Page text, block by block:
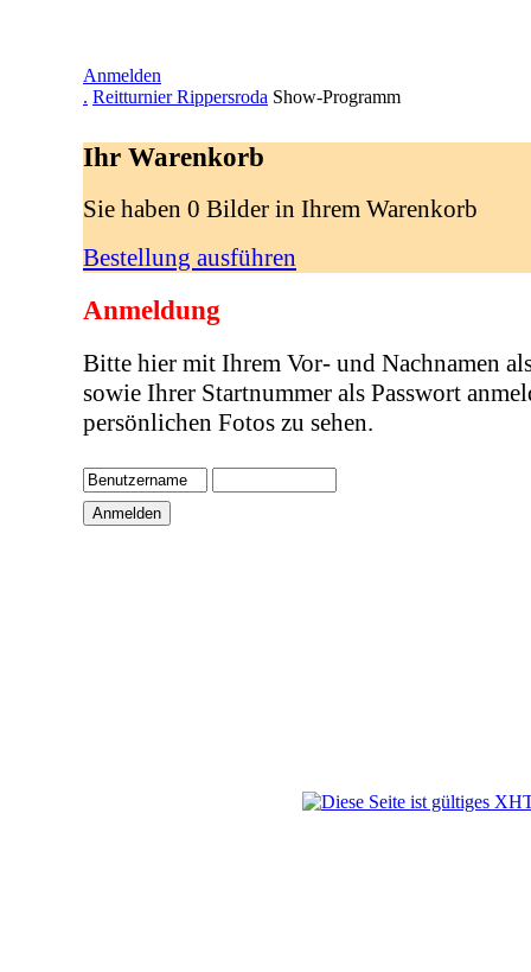
Anmelden
. Reitturnier Rippersroda Show-Programm
Ihr Warenkorb
Sie haben 0 Bilder in Ihrem Warenkorb
Bestellung ausführen
Anmeldung
Bitte hier mit Ihrem Vor- und Nachnamen
sowie Ihrer Startnummer als Passwort
persönlichen Fotos zu sehen.